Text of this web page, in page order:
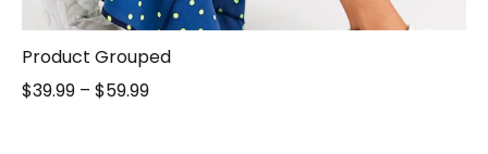
Product Grouped
$39.99 – $59.99